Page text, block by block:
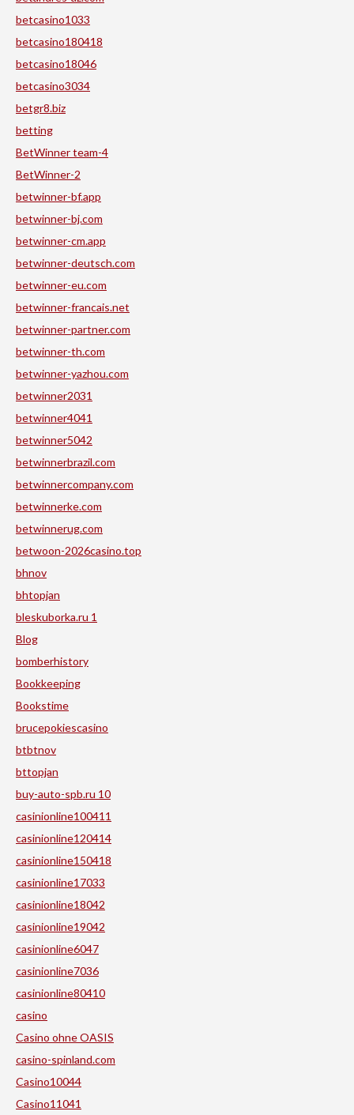
betcasino1033
betcasino180418
betcasino18046
betcasino3034
betgr8.biz
betting
BetWinner team-4
BetWinner-2
betwinner-bf.app
betwinner-bj.com
betwinner-cm.app
betwinner-deutsch.com
betwinner-eu.com
betwinner-francais.net
betwinner-partner.com
betwinner-th.com
betwinner-yazhou.com
betwinner2031
betwinner4041
betwinner5042
betwinnerbrazil.com
betwinnercompany.com
betwinnerke.com
betwinnerug.com
betwoon-2026casino.top
bhnov
bhtopjan
bleskuborka.ru 1
Blog
bomberhistory
Bookkeeping
Bookstime
brucepokiescasino
btbtnov
bttopjan
buy-auto-spb.ru 10
casinionline100411
casinionline120414
casinionline150418
casinionline17033
casinionline18042
casinionline19042
casinionline6047
casinionline7036
casinionline80410
casino
Casino ohne OASIS
casino-spinland.com
Casino10044
Casino11041